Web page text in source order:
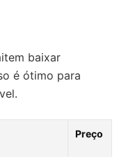
baixar
é ótimo para
Preço